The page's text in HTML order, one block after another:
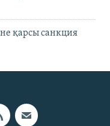
қарсы санкция